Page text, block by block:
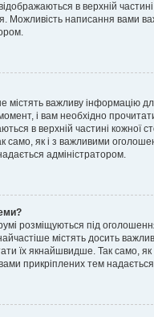
в верхній
Можливість написання вами
містять важливу інформацію
і вам необхідно
в верхній частині кожної
само, як і з важливими
адміністратором.
розміщуються під
містять досить
їх якнайшвидше. Так само,
прикріплених тем